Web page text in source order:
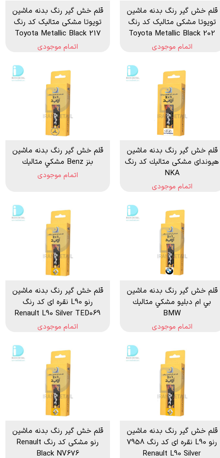
قلم خش گیر رنگ بدنه ماشین
تویوتا مشکی متالیک کد رنگ
202 Toyota Metallic Black
اتمام موجودی
قلم خش گیر رنگ بدنه ماشین
تویوتا مشکی متالیک کد رنگ
217 Toyota Metallic Black
اتمام موجودی
قلم خش گير رنگ بدنه ماشين
هیوندای مشكی متاليك كد رنگ
NKA
اتمام موجودی
قلم خش گير رنگ بدنه ماشين
بنز Benz مشكي متاليك
اتمام موجودی
قلم خش گير رنگ بدنه ماشين
بي ام دبلیو مشكي متاليك
BMW
اتمام موجودی
قلم خش گیر رنگ بدنه ماشین
رنو L90 نقره ای کد رنگ
Renault L90 Silver TED069
اتمام موجودی
قلم خش گیر رنگ بدنه ماشین
رنو L90 نقره ای کد رنگ 7958
Renault L90 Silver
قلم خش گیر رنگ بدنه ماشین
رنو مشکی کد رنگ Renault
Black NV676